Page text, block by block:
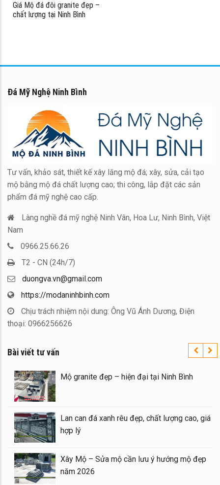
Giá Mộ đá đôi granite đẹp –
chất lượng tại Ninh Bình
Đá Mỹ Nghệ Ninh Bình
Tư vấn, khảo sát, thiết kế xây lăng mộ đá; xây, sửa, cải tạo
mộ bằng mộ đá chất lượng cao; thi công, lắp đặt các sản
phẩm đá mỹ nghệ cao cấp.
Làng nghề đá mỹ nghệ Ninh Vân, Hoa Lư, Ninh Bình, Việt
Nam
0966.25.66.26
T2 - CN (24h/7)
duongva.vn@gmail.com
https://modaninhbinh.com
Chịu trách nhiệm nội dung: Ông Vũ Ánh Dương, Điện
thoại: 0966256626
Bài viết tư vấn
uy tín trên toàn quốc – Đá
đôi 1 mái đẹp tại Ninh
Mộ – sửa Mộ bằng Mẫu
lượng
Mộ granite đẹp –
Lan can đá xanh
Xây Mộ – Sửa mộ